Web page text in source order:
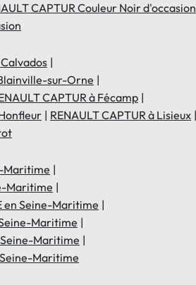
CAPTUR Couleur Noir d'occasion
sur-Orne
CAPTUR à Fécamp
RENAULT CAPTUR à Lisieux
Maritime
Maritime
en Seine-Maritime
Maritime
Seine-Maritime
Seine-Maritime